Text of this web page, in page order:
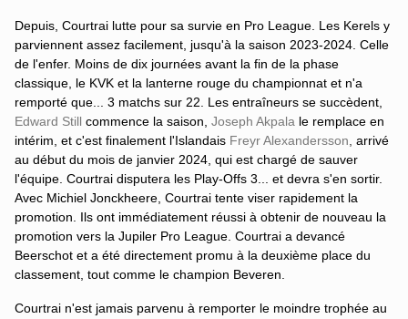
Depuis, Courtrai lutte pour sa survie en Pro League. Les Kerels y
parviennent assez facilement, jusqu'à la saison 2023-2024. Celle
de l'enfer. Moins de dix journées avant la fin de la phase
classique, le KVK et la lanterne rouge du championnat et n'a
remporté que... 3 matchs sur 22. Les entraîneurs se succèdent,
Edward Still commence la saison, Joseph Akpala le remplace en
intérim, et c'est finalement l'Islandais Freyr Alexandersson arrivé
au début du mois de janvier 2024, qui est chargé de sauver
l'équipe. Courtrai disputera les Play-Offs 3.
.. et devra s'en sortir.
Avec Michiel Jonckheere, Courtrai tente viser rapidement la
promotion. Ils ont immédiatement réussi à obtenir de nouveau la
promotion vers la Jupiler Pro League. Courtrai a devancé
Beerschot et a été directement promu à la deuxième place du
classement, tout comme le champion Beveren.
Courtrai n'est jamais parvenu à remporter le moindre trophée au